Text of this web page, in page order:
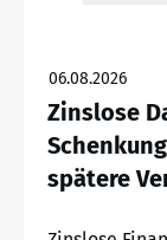
06.08.2026
Zinslose
spätere